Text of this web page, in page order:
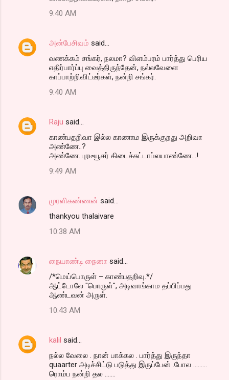
n
t
9:40 AM
அன்பேசிவம் said…
வணக்கம் சங்கர், நலமா? விளம்பரம் பார்த்து பெரிய
எதிர்பார்ப்பு வைத்திருந்தேன், நல்லவேளை
காப்பாற்றிவிட்டீர்கள், நன்றி சங்கர்.
9:40 AM
Raju said…
காண்பதறிவா இல்ல காணாம இருக்குறது அறிவா
அண்ணே..?
அண்ணே..புரடீயூசர் கிடைச்சுட்டாப்லயாண்ணே...!
9:49 AM
முரளிகண்ணன் said…
thankyou thalaivare
10:38 AM
நையாண்டி நைனா said…
/*மெய்பொருள் – காண்பதறிவு.*/
ஆட்டோலே "பொருள்", அடிவாங்காம தப்பிப்பது
ஆண்டவன் அருள்.
10:43 AM
kalil said…
நல்ல வேலை . நான் பாக்கல . பார்த்து இருந்தா
quaarter அடிச்சிட்டு படுத்து இருப்பேன் .போல .........
ரொம்ப நன்றி தல .......